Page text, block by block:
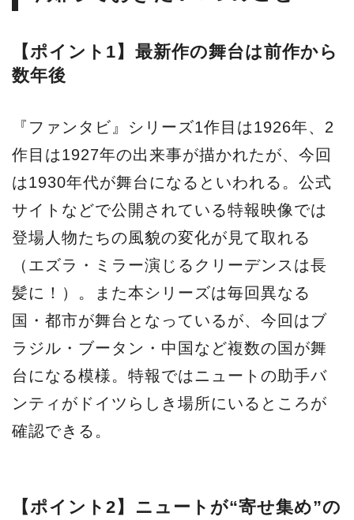
【ポイント1】最新作の舞台は前作から
数年後
『ファンタビ』シリーズ1作目は1926年、2
作目は1927年の出来事が描かれたが、今回
は1930年代が舞台になるといわれる。公式
サイトなどで公開されている特報映像では
登場人物たちの風貌の変化が見て取れる
（エズラ・ミラー演じるクリーデンスは長
髪に！）。また本シリーズは毎回異なる
国・都市が舞台となっているが、今回はブ
ラジル・ブータン・中国など複数の国が舞
台になる模様。特報ではニュートの助手バ
ンティがドイツらしき場所にいるところが
確認できる。
【ポイント2】ニュートが“寄せ集め”の